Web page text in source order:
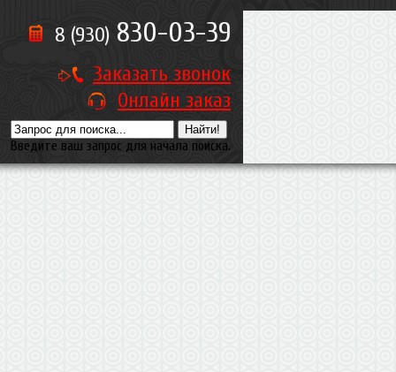
Введите ваш запрос для начала поиска.
8 (930) 830-03-39
Заказать звонок
Онлайн заказ